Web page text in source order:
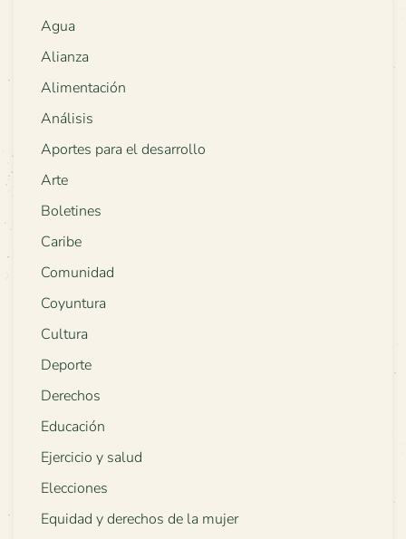
Agua
Alianza
Alimentación
Análisis
Aportes para el desarrollo
Arte
Boletines
Caribe
Comunidad
Coyuntura
Cultura
Deporte
Derechos
Educación
Ejercicio y salud
Elecciones
Equidad y derechos de la mujer